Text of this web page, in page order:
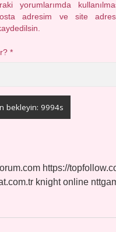
yorumlarımda
adresim ve site
*
https://
knight online